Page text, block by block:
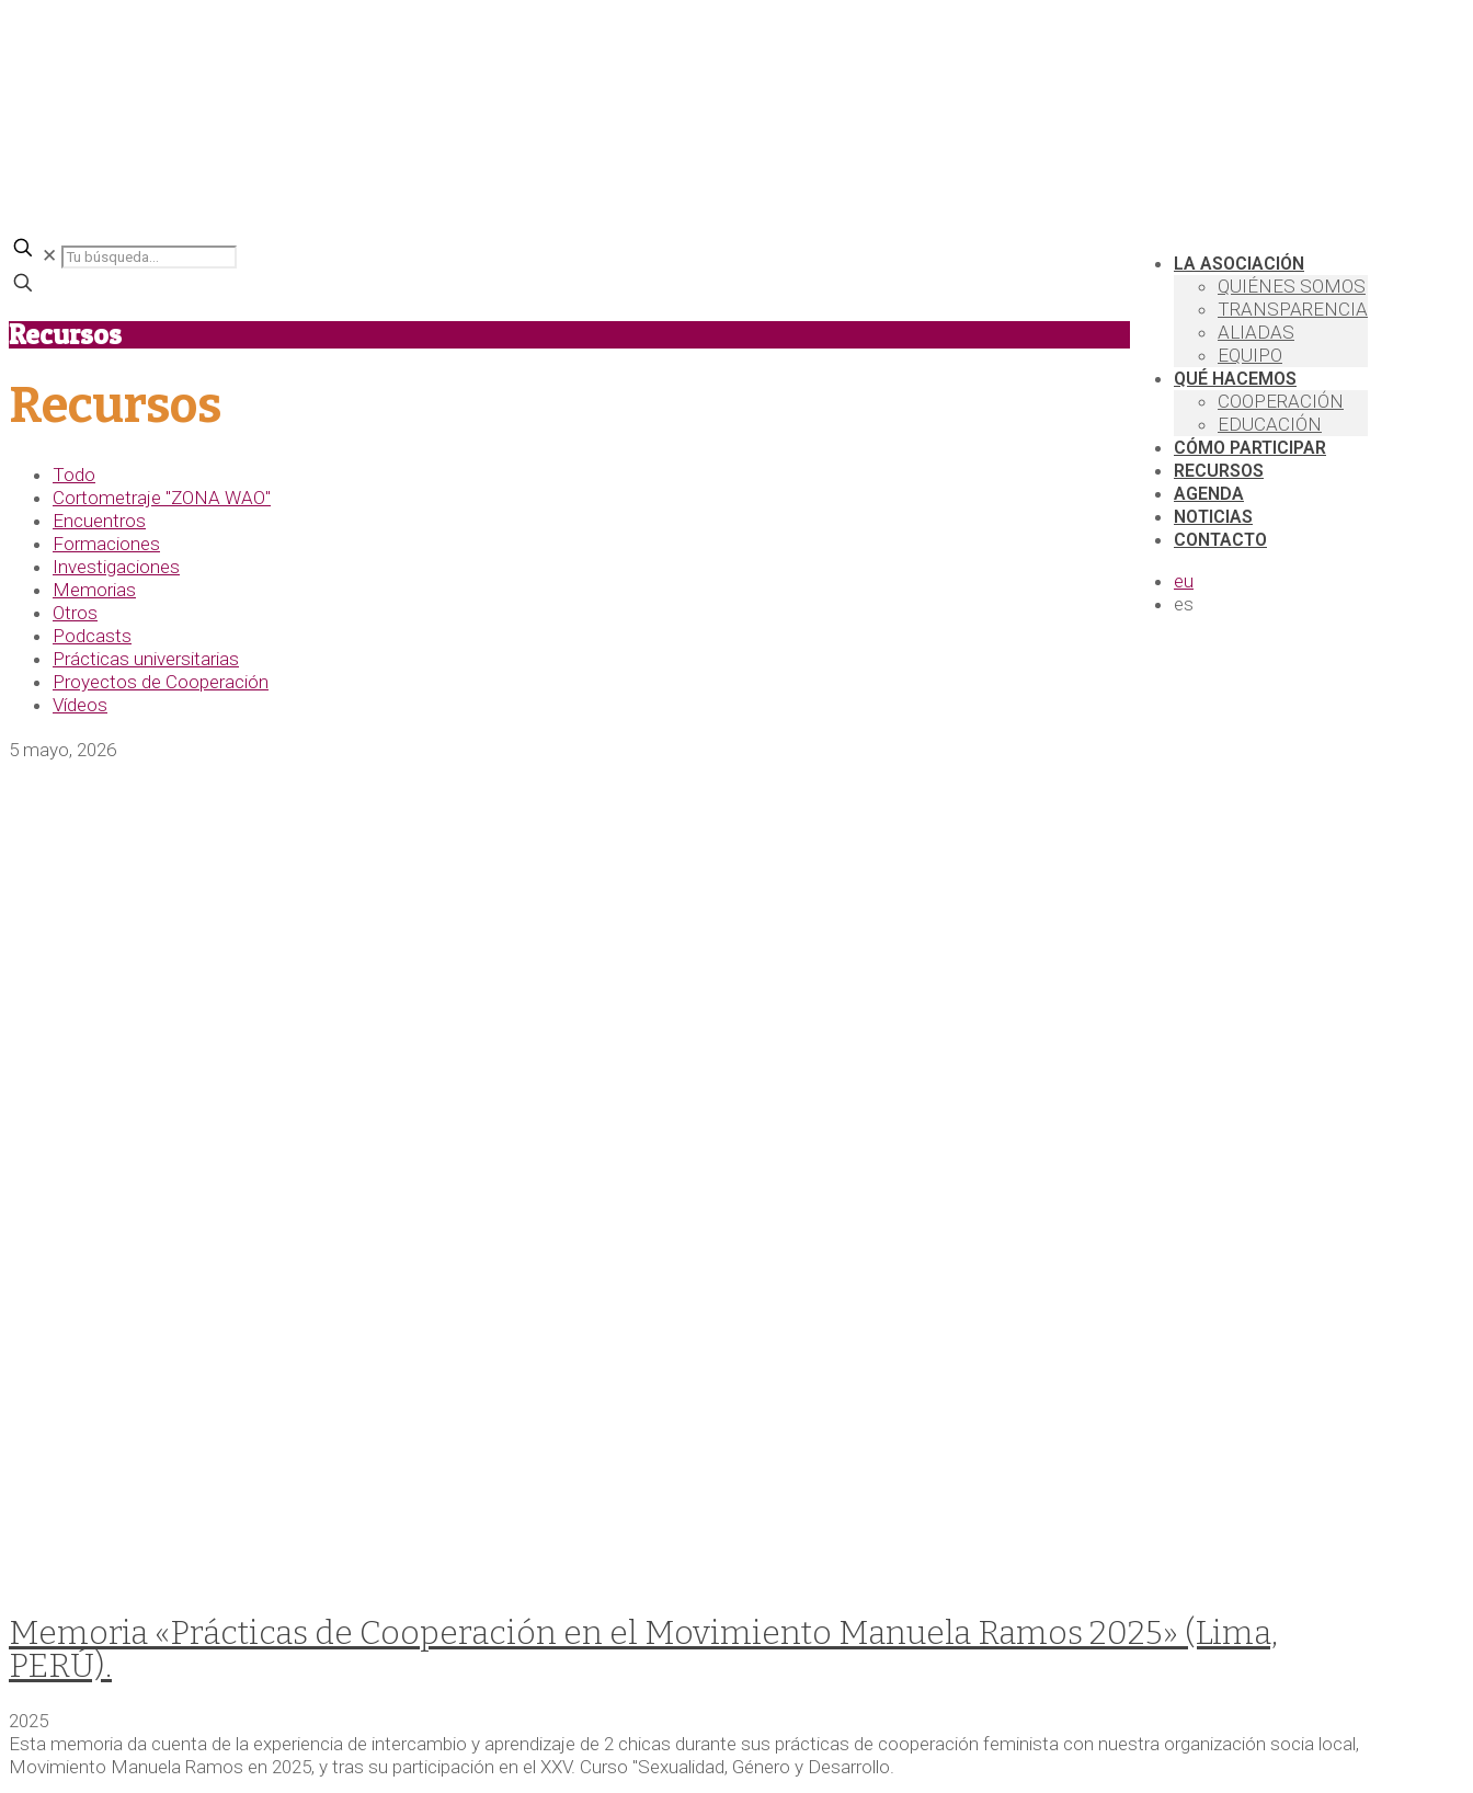
LA ASOCIACIÓN
QUIÉNES SOMOS
TRANSPARENCIA
ALIADAS
EQUIPO
QUÉ HACEMOS
COOPERACIÓN
EDUCACIÓN
CÓMO PARTICIPAR
RECURSOS
AGENDA
NOTICIAS
CONTACTO
eu
es
✕
Recursos
Recursos
Todo
Cortometraje "ZONA WAO"
Encuentros
Formaciones
Investigaciones
Memorias
Otros
Podcasts
Prácticas universitarias
Proyectos de Cooperación
Vídeos
5 mayo, 2026
Memoria «Prácticas de Cooperación en el Movimiento Manuela Ramos 2025» (Lima,
PERÚ).
2025
Esta memoria da cuenta de la experiencia de intercambio y aprendizaje de 2 chicas durante sus prácticas de cooperación feminista con nuestra organización socia local,
Movimiento Manuela Ramos en 2025, y tras su participación en el XXV. Curso "Sexualidad, Género y Desarrollo.